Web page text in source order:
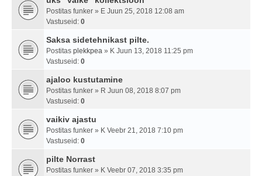
Postitas funker » E Juun 25, 2018 12:08 am
Vastuseid: 0
Saksa sidetehnikast pilte.
Postitas plekkpea » K Juun 13, 2018 11:25 pm
Vastuseid: 0
ajaloo kustutamine
Postitas funker » R Juun 08, 2018 8:07 pm
Vastuseid: 0
vaikiv ajastu
Postitas funker » K Veebr 21, 2018 7:10 pm
Vastuseid: 0
pilte Norrast
Postitas funker » K Veebr 07, 2018 3:35 pm